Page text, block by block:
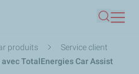
contenu
principal
produits
Service client
TotalEnergies Car Assist